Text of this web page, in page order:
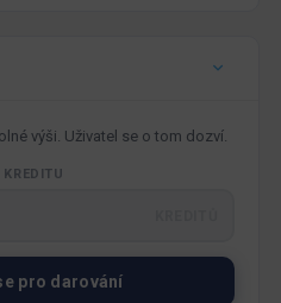
výši. Uživatel se o tom dozví.
KREDITU
pro darování